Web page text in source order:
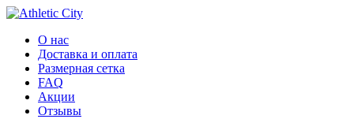
О нас
Доставка и оплата
Размерная сетка
FAQ
Акции
Отзывы